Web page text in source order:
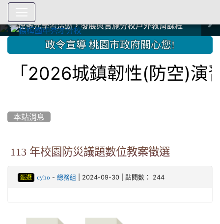
中國信託商業銀行 2023.04.22 愛傳球計畫
中國信託商業銀行 2023.04.22 愛傳球計畫
辦理多元學習活動，發展與實施分校戶外教育課程
辦理多元學習活動，發展與實施分校戶外教育課程
爭取社會資源，傳愛與溫暖：2024.3.19 桃園市家長會與桃
園女子美容商業童也工會義剪活動
爭取社會資源，傳愛與溫暖：2024.3.19 桃園市家長會與桃
園女子美容商業童也工會義剪活動
112學年度畢業學生與師長合照
112學年度畢業學生與師長合照
辦理多元學習活動，發展與實施分校戶外教育課程
辦理多元學習活動，發展與實施分校戶外教育課程
爭取社會資源，傳愛與溫暖：110.12.22 國際獅子會與本校
師生歲末感恩活動
爭取社會資源，傳愛與溫暖：110.12.22 國際獅子會與本校
師生歲末感恩活動
爭取社會資源，傳愛與溫暖：110.12.22 國際獅子會贈送本
校學生耶誕禮物
爭取社會資源，傳愛與溫暖：110.12.22 國際獅子會贈送本
校學生耶誕禮物
112.9.27參觀客家博覽會
112.9.27參觀客家博覽會
2023.12.27 國際獅子會贈送本校學生耶誕禮物
2023.12.27 國際獅子會贈送本校學生耶誕禮物
2023.12.27 國際獅子會贊助本校學生獎助學金
2023.12.27 國際獅子會贊助本校學生獎助學金
2023.12.27 聖誕感恩歌謠競賽；本校師生與國際獅子會獅
兄、師姐同樂
2023.12.27 聖誕感恩歌謠競賽；本校師生與國際獅子會獅
兄、師姐同樂
建置優質學習空間；合作互惠，建立良善公共關係
建置優質學習空間；合作互惠，建立良善公共關係
::: 政令宣導 桃園市政府關心您!
2026城鎮韌性(防空)演習
本站消息
113 年校園防災議題數位教案徵選
甄選 cyho - 總務組 | 2024-09-30 | 點閱數： 244